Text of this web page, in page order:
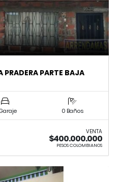
PRADERA PARTE BAJA
0 Baños
VENTA
$400.000.000
PESOS COLOMBIANOS